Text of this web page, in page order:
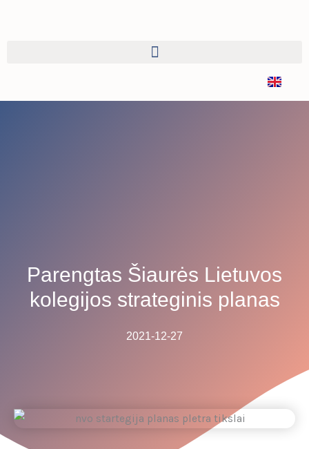
Parengtas Šiaurės Lietuvos
kolegijos strateginis planas
2021-12-27